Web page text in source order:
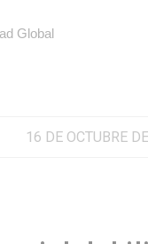
Global
16 DE OCTUBRE